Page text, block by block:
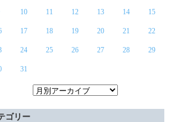
10 11 12 13 14 15
17 18 19 20 21 22
24 25 26 27 28 29
31
ゴリー